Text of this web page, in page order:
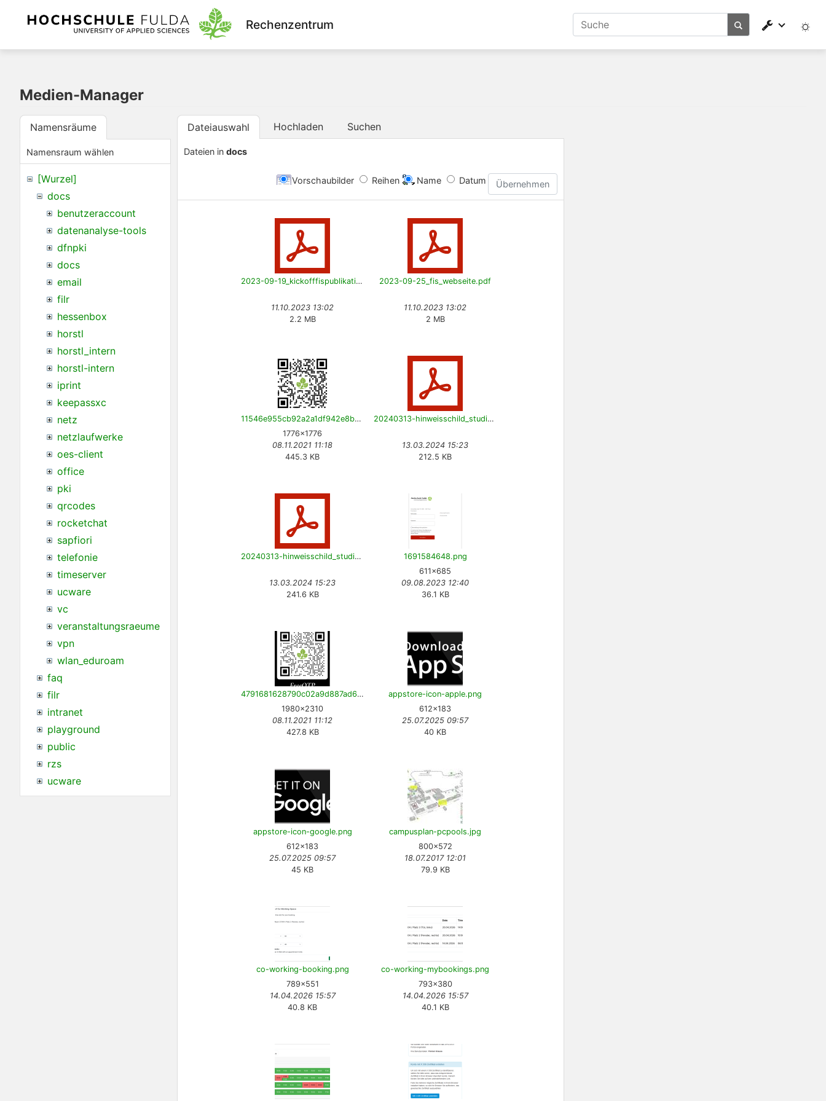
Rechenzentrum
Medien-Manager
Namensräume
Namensraum wählen
[Wurzel]
docs
benutzeraccount
datenanalyse-tools
dfnpki
docs
email
filr
hessenbox
horstl
horstl_intern
horstl-intern
iprint
keepassxc
netz
netzlaufwerke
oes-client
office
pki
qrcodes
rocketchat
sapfiori
telefonie
timeserver
ucware
vc
veranstaltungsraeume
vpn
wlan_eduroam
faq
filr
intranet
playground
public
rzs
ucware
Dateiauswahl Hochladen Suchen
Dateien in docs
Vorschaubilder Reihen Name Datum Übernehmen
2023-09-19_kickofffispublikationen.pdf
11.10.2023 13:02
2.2 MB
2023-09-25_fis_webseite.pdf
11.10.2023 13:02
2 MB
11546e955cb92a2a1df942e8be290570.png
1776×1776
08.11.2021 11:18
445.3 KB
20240313-hinweisschild_studierenden_support-v13-de.pdf
13.03.2024 15:23
212.5 KB
20240313-hinweisschild_studierenden_support-v15-en.pdf
13.03.2024 15:23
241.6 KB
1691584648.png
611×685
09.08.2023 12:40
36.1 KB
4791681628790c02a9d887ad6b5649e9.png
1980×2310
08.11.2021 11:12
427.8 KB
appstore-icon-apple.png
612×183
25.07.2025 09:57
40 KB
appstore-icon-google.png
612×183
25.07.2025 09:57
45 KB
campusplan-pcpools.jpg
800×572
18.07.2017 12:01
79.9 KB
co-working-booking.png
789×551
14.04.2026 15:57
40.8 KB
co-working-mybookings.png
793×380
14.04.2026 15:57
40.1 KB